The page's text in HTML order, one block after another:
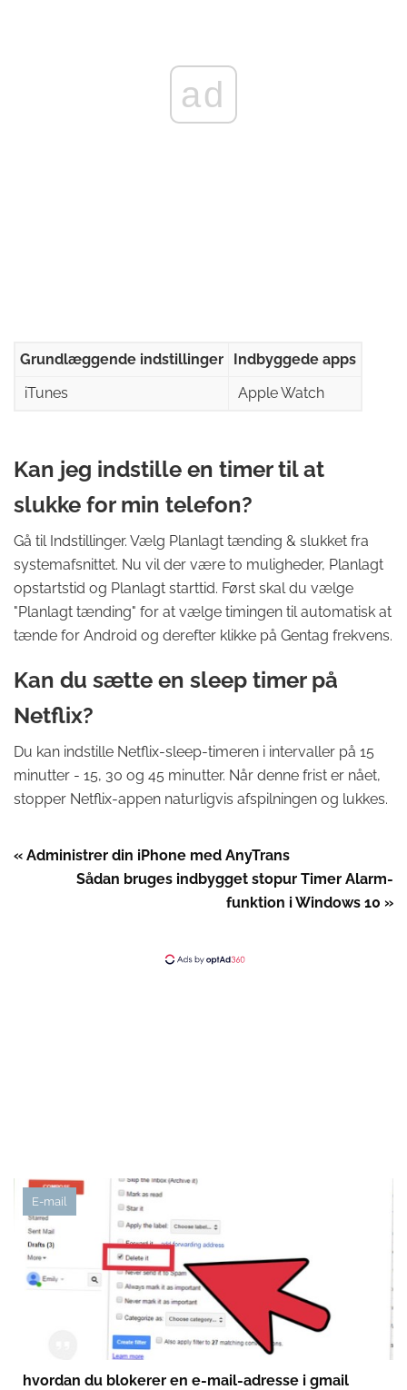
ad
Grundlæggende indstillinger
Indbyggede apps
iTunes
Apple Watch
Kan jeg indstille en timer til at
slukke for min telefon?
Gå til Indstillinger. Vælg Planlagt tænding & slukket fra
systemafsnittet. Nu vil der være to muligheder, Planlagt
opstartstid og Planlagt starttid. Først skal du vælge
"Planlagt tænding" for at vælge timingen til automatisk at
tænde for Android og derefter klikke på Gentag frekvens.
Kan du sætte en sleep timer på
Netflix?
Du kan indstille Netflix-sleep-timeren i intervaller på 15
minutter - 15, 30 og 45 minutter. Når denne frist er nået,
stopper Netflix-appen naturligvis afspilningen og lukkes.
« Administrer din iPhone med AnyTrans
Sådan bruges indbygget stopur Timer Alarm-
funktion i Windows 10 »
E-mail
hvordan du blokerer en e-mail-adresse i gmail